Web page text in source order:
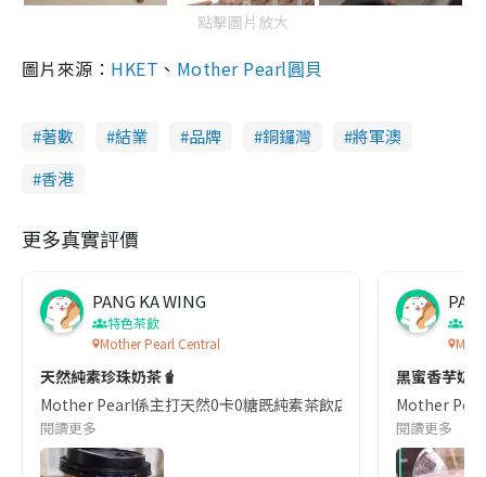
點擊圖片放大
圖片來源： HKET 、 Mother Pearl圓貝
著數 結業 品牌 銅鑼灣
將軍澳
香港
更多真實評價
PANG KA WING
特色茶飲
Mother Pearl Central
天然純素珍珠奶茶🧋
Mother Pearl係主打天然0卡0糖既純素茶飲店，今次試左佢既
閱讀更多
黑蜜香芋奶
Mother
閱讀更多